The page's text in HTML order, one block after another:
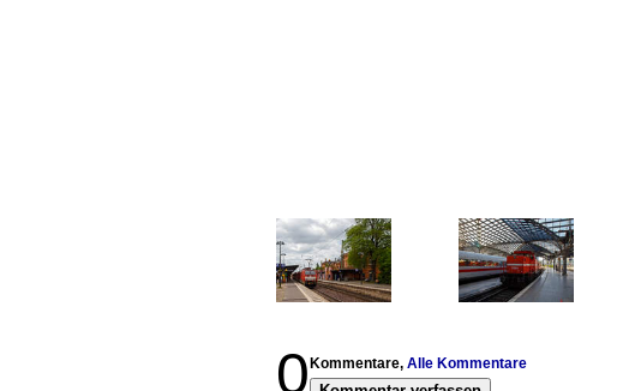
0 Kommentare, Alle Kommentare